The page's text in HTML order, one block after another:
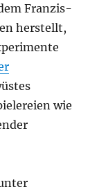
Franzis-
herstellt,
wie